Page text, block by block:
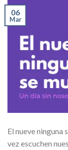
06
Mar
El nueve ninguna
vez escuchen